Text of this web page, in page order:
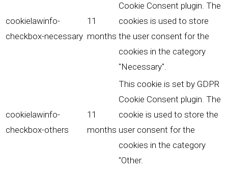
cookielawinfo-
checkbox-necessary
11
months
Cookie Consent plugin. The
cookies is used to store
the user consent for the
cookies in the category
"Necessary".
cookielawinfo-
checkbox-others
11
months
This cookie is set by GDPR
Cookie Consent plugin. The
cookie is used to store the
user consent for the
cookies in the category
"Other.